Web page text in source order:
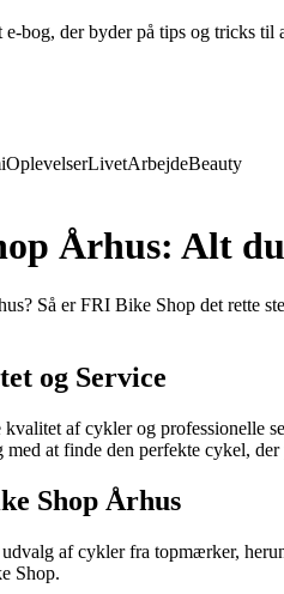
bog, der byder på tips og tricks
OplevelserLivetArbejdeBeauty
Århus: Alt
Så er FRI Bike Shop det rette
og Service
af cykler og professionelle
at finde den perfekte cykel,
Shop Århus
af cykler fra topmærker,
Shop.